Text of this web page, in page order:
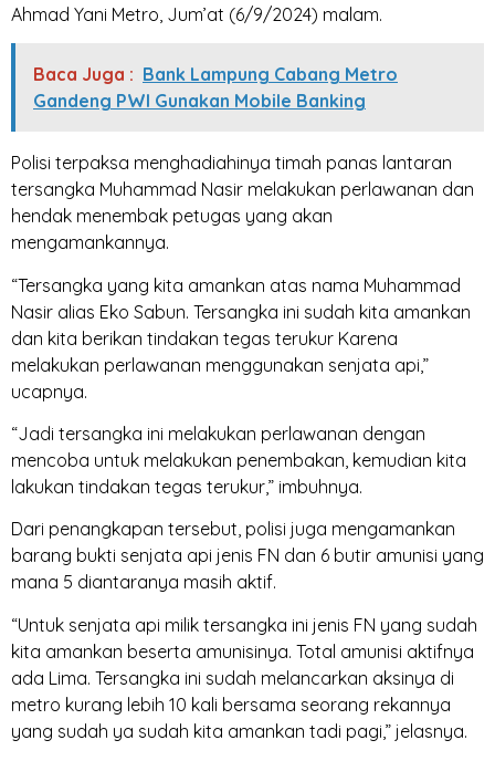
Ahmad Yani Metro, Jum’at (6/9/2024) malam.
Baca Juga : Bank Lampung Cabang Metro
Gandeng PWI Gunakan Mobile Banking
Polisi terpaksa menghadiahinya timah panas lantaran
tersangka Muhammad Nasir melakukan perlawanan dan
hendak menembak petugas yang akan
mengamankannya.
“Tersangka yang kita amankan atas nama Muhammad
Nasir alias Eko Sabun. Tersangka ini sudah kita amankan
dan kita berikan tindakan tegas terukur Karena
melakukan perlawanan menggunakan senjata api,”
ucapnya.
“Jadi tersangka ini melakukan perlawanan dengan
mencoba untuk melakukan penembakan, kemudian kita
lakukan tindakan tegas terukur,” imbuhnya.
Dari penangkapan tersebut, polisi juga mengamankan
barang bukti senjata api jenis FN dan 6 butir amunisi yang
mana 5 diantaranya masih aktif.
“Untuk senjata api milik tersangka ini jenis FN yang sudah
kita amankan beserta amunisinya. Total amunisi aktifnya
ada Lima. Tersangka ini sudah melancarkan aksinya di
metro kurang lebih 10 kali bersama seorang rekannya
yang sudah ya sudah kita amankan tadi pagi,” jelasnya.